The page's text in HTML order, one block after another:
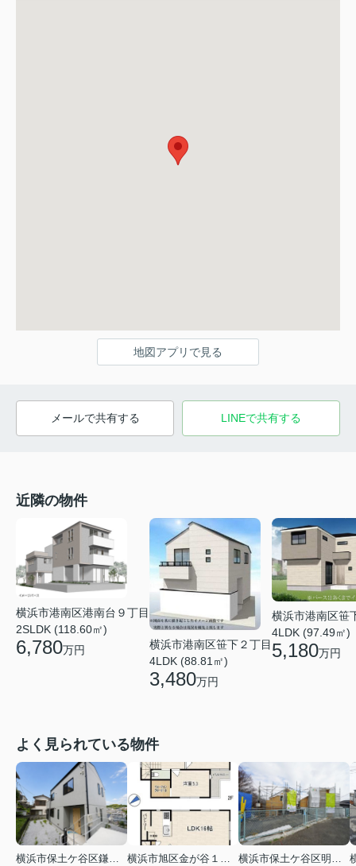
地図アプリで見る
メールで共有する LINEで共有する
近隣の物件
横浜市港南区港南台９丁目
2SLDK (118.60㎡)
6,780万円
横浜市港南区笹下２丁目
4LDK (88.81㎡)
3,480万円
横浜市港南区笹
4LDK (97.49㎡)
5,180万円
よく見られている物件
横浜市保土ケ谷区鎌谷町
横浜市旭区金が谷１丁目
横浜市保土ケ谷区明神台